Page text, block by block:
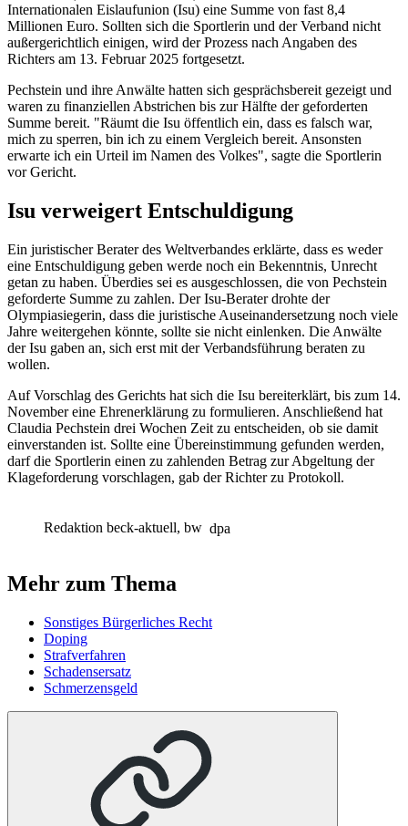
Internationalen Eislaufunion (Isu) eine Summe von fast 8,4
Millionen Euro. Sollten sich die Sportlerin und der Verband nicht
außergerichtlich einigen, wird der Prozess nach Angaben des
Richters am 13. Februar 2025 fortgesetzt.
Pechstein und ihre Anwälte hatten sich gesprächsbereit gezeigt und
waren zu finanziellen Abstrichen bis zur Hälfte der geforderten
Summe bereit. "Räumt die Isu öffentlich ein, dass es falsch war,
mich zu sperren, bin ich zu einem Vergleich bereit. Ansonsten
erwarte ich ein Urteil im Namen des Volkes", sagte die Sportlerin
vor Gericht.
Isu verweigert Entschuldigung
Ein juristischer Berater des Weltverbandes erklärte, dass es weder
eine Entschuldigung geben werde noch ein Bekenntnis, Unrecht
getan zu haben. Überdies sei es ausgeschlossen, die von Pechstein
geforderte Summe zu zahlen. Der Isu-Berater drohte der
Olympiasiegerin, dass die juristische Auseinandersetzung noch viele
Jahre weitergehen könnte, sollte sie nicht einlenken. Die Anwälte
der Isu gaben an, sich erst mit der Verbandsführung beraten zu
wollen.
Auf Vorschlag des Gerichts hat sich die Isu bereiterklärt, bis zum 14.
November eine Ehrenerklärung zu formulieren. Anschließend hat
Claudia Pechstein drei Wochen Zeit zu entscheiden, ob sie damit
einverstanden ist. Sollte eine Übereinstimmung gefunden werden,
darf die Sportlerin einen zu zahlenden Betrag zur Abgeltung der
Klageforderung vorschlagen, gab der Richter zu Protokoll.
Redaktion beck-aktuell, bw dpa
Mehr zum Thema
Sonstiges Bürgerliches Recht
Doping
Strafverfahren
Schadensersatz
Schmerzensgeld